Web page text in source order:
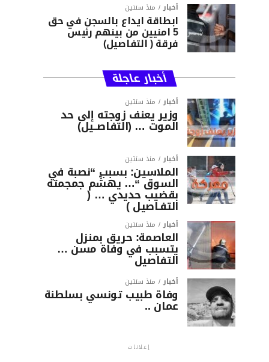
أخبار منذ سنتين
ابطاقة ايداع بالسجن في حق
5 امنيين من بينهم رئيس
فرقة ( التفاصيل)
أخبار عاجلة
أخبار منذ سنتين
وزير يعنف زوجته إلى حد
الموت … (التفاصــيل)
أخبار منذ سنتين
الملاسين: بسبب “نصبة في
السوق “… يهشّم جمجمته
بقضيب حديدي … (
التفـاصيل )
أخبار منذ سنتين
العاصمة: حريق بمنزل
يتسبب في وفاة مسن …
التفاصيل
أخبار منذ سنتين
وفاة طبيب تونسي بسلطنة
عمان ..
إعلانات